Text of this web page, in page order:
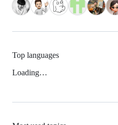
Top languages
Loading…